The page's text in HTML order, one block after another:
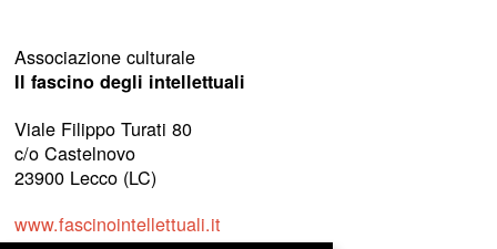
Associazione culturale
Il fascino degli intellettuali
Viale Filippo Turati 80
c/o Castelnovo
23900 Lecco (LC)
www.fascinointellettuali.it